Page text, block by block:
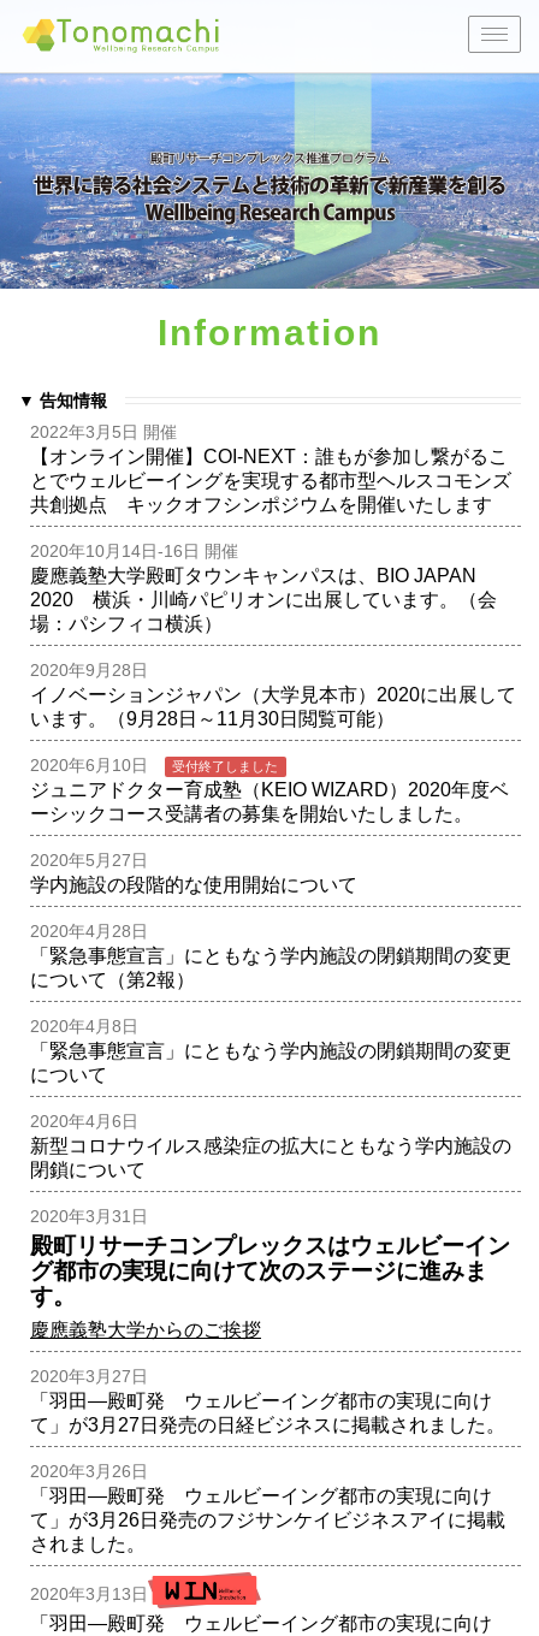
Information
▼ 告知情報
2022年3月5日 開催
【オンライン開催】COI-NEXT：誰もが参加し繋がるこ
とでウェルビーイングを実現する都市型ヘルスコモンズ
共創拠点 キックオフシンポジウムを開催いたします
2020年10月14日-16日 開催
慶應義塾大学殿町タウンキャンパスは、BIO JAPAN
2020 横浜・川崎パピリオンに出展しています。（会
場：パシフィコ横浜）
2020年9月28日
イノベーションジャパン（大学見本市）2020に出展して
います。（9月28日～11月30日閲覧可能）
2020年6月10日 受付終了しました
ジュニアドクター育成塾（KEIO WIZARD）2020年度ベ
ーシックコース受講者の募集を開始いたしました。
2020年5月27日
学内施設の段階的な使用開始について
2020年4月28日
「緊急事態宣言」にともなう学内施設の閉鎖期間の変更
について（第2報）
2020年4月8日
「緊急事態宣言」にともなう学内施設の閉鎖期間の変更
について
2020年4月6日
新型コロナウイルス感染症の拡大にともなう学内施設の
閉鎖について
2020年3月31日
殿町リサーチコンプレックスはウェルビーイン
グ都市の実現に向けて次のステージに進みま
す。
慶應義塾大学からのご挨拶
2020年3月27日
「羽田―殿町発 ウェルビーイング都市の実現に向け
て」が3月27日発売の日経ビジネスに掲載されました。
2020年3月26日
「羽田―殿町発 ウェルビーイング都市の実現に向け
て」が3月26日発売のフジサンケイビジネスアイに掲載
されました。
2020年3月13日
「羽田―殿町発 ウェルビーイング都市の実現に向け